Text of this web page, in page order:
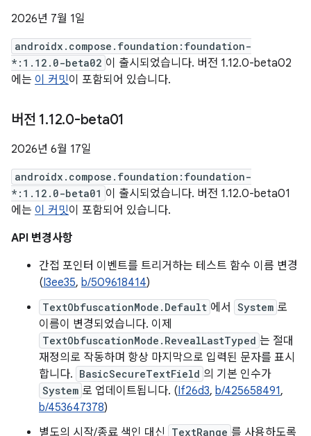
2026년 7월 1일
androidx.compose.foundation:foundation-
*:1.12.0-beta02 이 출시되었습니다. 버전 1.12.0-beta02
에는 이 커밋이 포함되어 있습니다.
버전 1.12.0-beta01
2026년 6월 17일
androidx.compose.foundation:foundation-
*:1.12.0-beta01 이 출시되었습니다. 버전 1.12.0-beta01
에는 이 커밋이 포함되어 있습니다.
API 변경사항
간접 포인터 이벤트를 트리거하는 테스트 함수 이름 변경
(I3ee35, b/509618414)
TextObfuscationMode.Default 에서 System 로
이름이 변경되었습니다. 이제
TextObfuscationMode.RevealLastTyped 는 절대
재정의로 작동하며 항상 마지막으로 입력된 문자를 표시
합니다. BasicSecureTextField 의 기본 인수가
System 로 업데이트됩니다. (If26d3, b/425658491,
b/453647378)
별도의 시작/종료 색인 대신 TextRange 를 사용하도록